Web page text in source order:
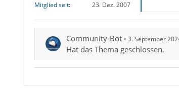
Mitglied seit
23. Dez. 2007
Community-Bot 3. September
Hat das Thema geschlossen.